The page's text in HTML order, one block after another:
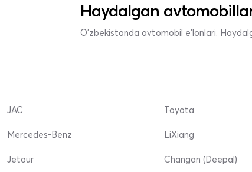
Haydalgan
O'zbekistonda avtomobil e’lonlari.
JAC
Mercedes-Benz
Jetour
Toyota
LiXiang
Changan (Deepal)